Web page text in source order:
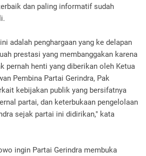
dan paling informatif sudah
adalah penghargaan yang ke delapan
prestasi yang membanggakan karena
pernah henti yang diberikan oleh Ketua
Pembina Partai Gerindra, Pak
kebijakan publik yang bersifatnya
partai, dan keterbukaan pengelolaan
sejak partai ini didirikan," kata
ingin Partai Gerindra membuka